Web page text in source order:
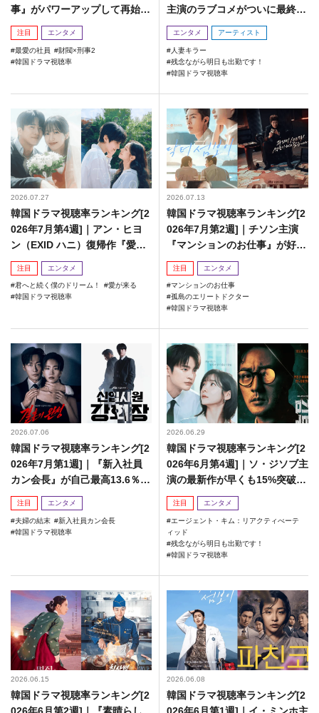
事』がパワーアップして再始
動！
注目 エンタメ
最愛の社員
財閥×刑事2
韓国ドラマ視聴率
主演のラブコメがついに最終
回！
エンタメ アーティスト
人妻キラー
残念ながら明日も出勤です！
韓国ドラマ視聴率
2026.07.27
韓国ドラマ視聴率ランキング[2
026年7月第4週]｜アン・ヒヨ
ン（EXID ハニ）復帰作『愛が
来る』に注目！
注目 エンタメ
君へと続く僕のドリーム！
愛が来る
韓国ドラマ視聴率
2026.07.13
韓国ドラマ視聴率ランキング[2
026年7月第2週]｜チソン主演
『マンションのお仕事』が好発
進！
注目 エンタメ
マンションのお仕事
孤島のエリートドクター
韓国ドラマ視聴率
2026.07.06
韓国ドラマ視聴率ランキング[2
026年7月第1週]｜『新入社員
カン会長』が自己最高13.6％で
有終の美！
注目 エンタメ
夫婦の結末
新入社員カン会長
韓国ドラマ視聴率
2026.06.29
韓国ドラマ視聴率ランキング[2
026年6月第4週]｜ソ・ジソブ主
演の最新作が早くも15%突破で
メガヒットの兆し…！
注目 エンタメ
エージェント・キム：リアクティべーテ
ィッド
残念ながら明日も出勤です！
韓国ドラマ視聴率
2026.06.15
韓国ドラマ視聴率ランキング[2
2026.06.08
韓国ドラマ視聴率ランキング[2